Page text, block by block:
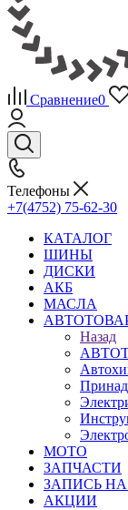
Сравнение0
Телефоны
+7(4752) 75-62-30
КАТАЛОГ
ШИНЫ
ДИСКИ
АКБ
МАСЛА
Назад
МОТО
ЗАПЧАСТИ
ЗАПИСЬ
АКЦИИ